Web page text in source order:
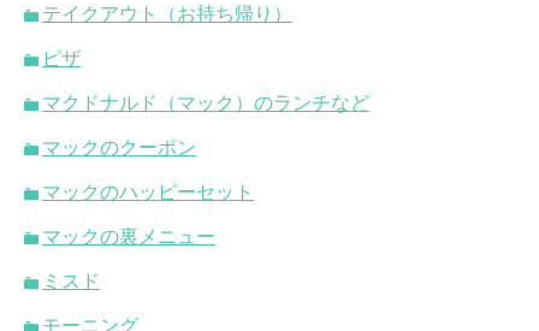
テイクアウト（お持ち帰り）
ピザ
マクドナルド（マック）のランチなど
マックのクーポン
マックのハッピーセット
マックの裏メニュー
ミスド
モーニング